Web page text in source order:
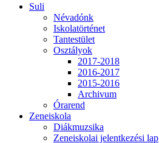
Suli
Névadónk
Iskolatörténet
Tantestület
Osztályok
2017-2018
2016-2017
2015-2016
Archivum
Órarend
Zeneiskola
Diákmuzsika
Zeneiskolai jelentkezési lap